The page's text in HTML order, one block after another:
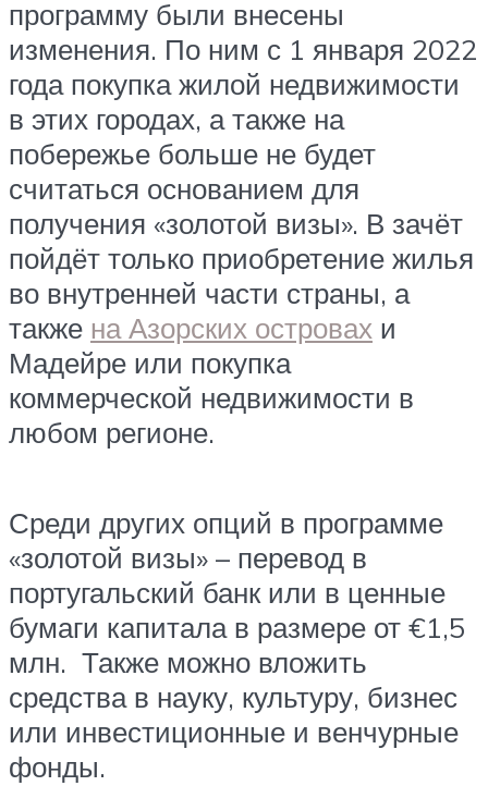
программу были внесены
изменения. По ним с 1 января 2022
года покупка жилой недвижимости
в этих городах, а также на
побережье больше не будет
считаться основанием для
получения «золотой визы». В зачёт
пойдёт только приобретение жилья
во внутренней части страны, а
также на Азорских островах и
Мадейре или покупка
коммерческой недвижимости в
любом регионе.
Среди других опций в программе
«золотой визы» – перевод в
португальский банк или в ценные
бумаги капитала в размере от €1,5
млн. Также можно вложить
средства в науку, культуру, бизнес
или инвестиционные и венчурные
фонды.